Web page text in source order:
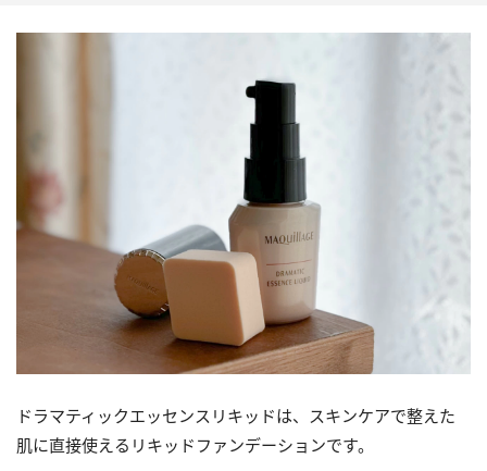
ドラマティックエッセンスリキッドは、スキンケアで整えた
肌に直接使えるリキッドファンデーションです。